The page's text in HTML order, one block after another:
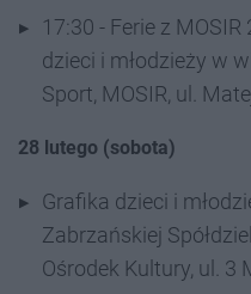
17:30 - Ferie z
dzieci i młodzieży w
Sport, MOSIR, ul.
28 lutego (sobota)
Grafika dzieci i
Zabrzańskiej
Ośrodek Kultury, ul. 3